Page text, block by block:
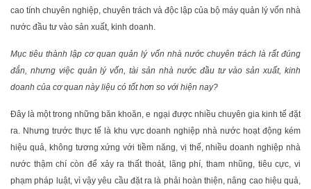
cao tính chuyên nghiệp, chuyên trách và độc lập của bộ máy quản lý vốn nhà
nước đầu tư vào sản xuất, kinh doanh.
Mục tiêu thành lập cơ quan quản lý vốn nhà nước chuyên trách là rất đúng
đắn, nhưng việc quản lý vốn, tài sản nhà nước đầu tư vào sản xuất, kinh
doanh của cơ quan này liệu có tốt hơn so với hiện nay?
Đây là một trong những băn khoăn, e ngại được nhiều chuyên gia kinh tế đặt
ra. Nhưng trước thực tế là khu vực doanh nghiệp nhà nước hoạt động kém
hiệu quả, không tương xứng với tiềm năng, vị thế, nhiều doanh nghiệp nhà
nước thậm chí còn để xảy ra thất thoát, lãng phí, tham nhũng, tiêu cực, vi
phạm pháp luật, vì vậy yêu cầu đặt ra là phải hoàn thiện, nâng cao hiệu quả,